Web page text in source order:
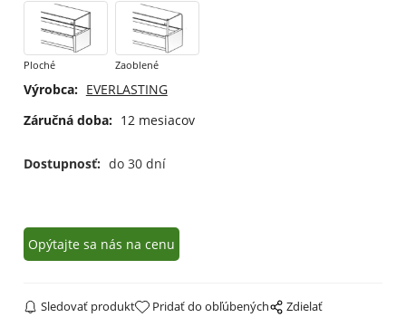
Ploché Zaoblené
Výrobca: EVERLASTING
Záručná doba: 12 mesiacov
Dostupnosť: do 30 dní
Opýtajte sa nás na cenu
Sledovať produkt Pridať do obľúbených Zdielať